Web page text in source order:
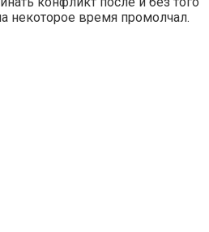
некоторое время промолчал.